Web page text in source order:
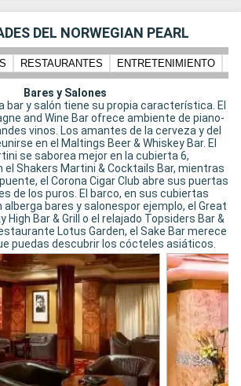
DEL NORWEGIAN PEARL
RESTAURANTES ENTRETENIMIENTO
Bares y Salones
bar y salón tiene su propia característica. El
and Wine Bar ofrece ambiente de piano-
vinos. Los amantes de la cerveza y del
en el Maltings Beer & Whiskey Bar. El
se saborea mejor en la cubierta 6,
Shakers Martini & Cocktails Bar, mientras
el Corona Cigar Club abre sus puertas
de los puros. El barco, en sus cubiertas
bares y salonespor ejemplo, el Great
High Bar & Grill o el relajado Topsiders Bar &
Lotus Garden, el Sake Bar merece
puedas descubrir los cócteles asiáticos.